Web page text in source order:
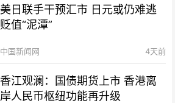
美日联手干预汇市 日元或仍难逃
贬值“泥潭”
中国新闻网 4天前
香江观澜：国债期货上市 香港离
岸人民币枢纽功能再升级